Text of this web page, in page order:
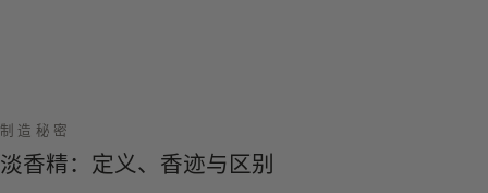
制造秘密
淡香精：定义、香迹与区别